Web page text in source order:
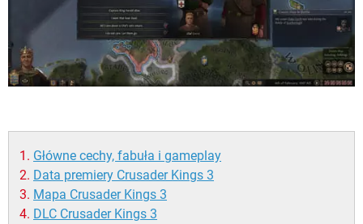
Główne cechy, fabuła i gameplay
Data premiery Crusader Kings 3
Mapa Crusader Kings 3
DLC Crusader Kings 3